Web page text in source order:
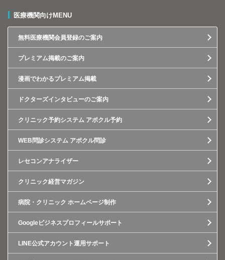
医療機関向けMENU
無料医療機関会員登録のご案内
プレミアム掲載のご案内
漫画でわかるプレミアム掲載
ドクターズインタビューのご案内
クリニック予約システム アポクル予約
WEB問診システム アポクル問診
レセコンアナライザー
クリニック経営マガジン
病院・クリニック ホームページ制作
Googleビジネスプロフィールサポート
LINE公式アカウント運用サポート